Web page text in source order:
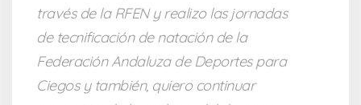
través de la RFEN y realizo las jornadas
de tecnificación de natación de la
Federación Andaluza de Deportes para
Ciegos y también, quiero continuar